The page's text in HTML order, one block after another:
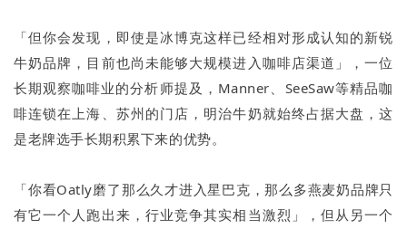
「但你会发现，即使是冰博克这样已经相对形成认知的新锐
牛奶品牌，目前也尚未能够大规模进入咖啡店渠道」，一位
长期观察咖啡业的分析师提及，Manner、SeeSaw等精品咖
啡连锁在上海、苏州的门店，明治牛奶就始终占据大盘，这
是老牌选手长期积累下来的优势。
「你看Oatly磨了那么久才进入星巴克，那么多燕麦奶品牌只
有它一个人跑出来，行业竞争其实相当激烈」，但从另一个